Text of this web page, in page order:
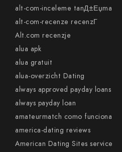
alt-com-inceleme tanД±Еџma
alt-com-recenze recenzГ­
Alt.com recenzje
alua apk
alua gratuit
alua-overzicht Dating
always approved payday loans
always payday loan
amateurmatch como funciona
america-dating reviews
American Dating Sites service